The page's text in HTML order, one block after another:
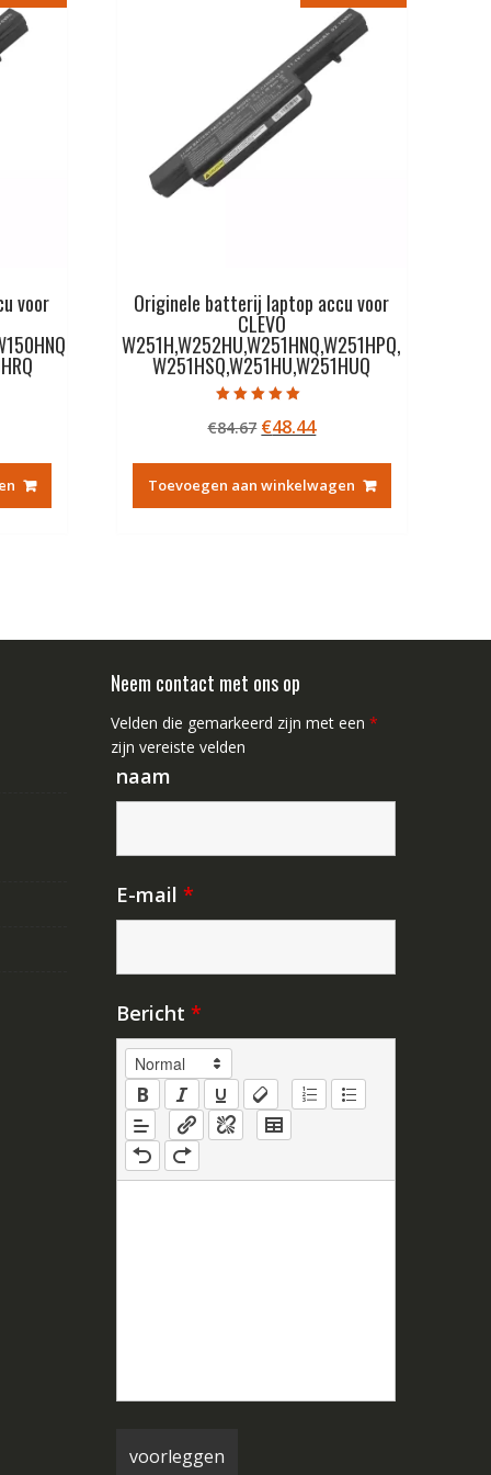
voor Originele batterij laptop accu voor
CLEVO
W251H,W252HU,W251HNQ,W251HPQ,
W251HSQ,W251HU,W251HUQ
5.00
uit 5
€84.67 Oorspronkelijke
was:
€84.67.
€48.44Huidige
€48.44.
Toevoegen aan winkelwagen
Neem contact met ons op
Velden die gemarkeerd zijn met een *
zijn vereiste velden
naam
E-mail *
Bericht *